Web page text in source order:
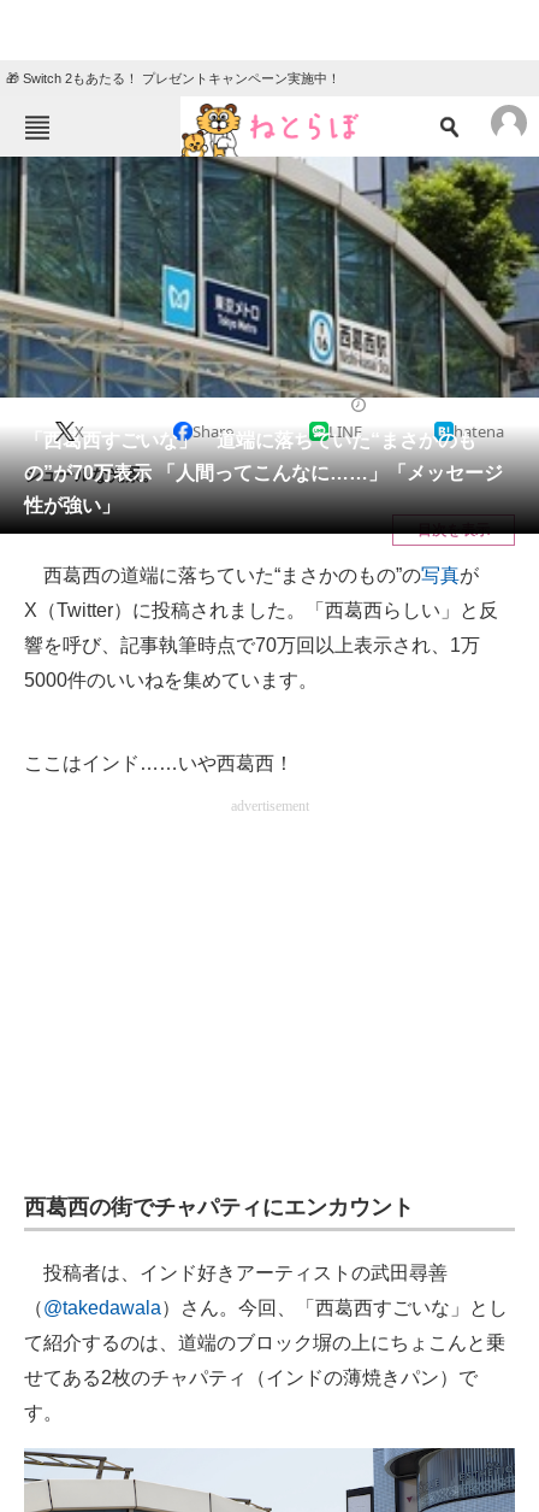
🎁 Switch 2もあたる！ プレゼントキャンペーン実施中！
ねとらぼメニュー
TOP ニュース
エンタメ クイズ
グルメ 地域
住まい 教育・育児
リサーチ
会員記事
メディア
注目記事を集めた総合ページ
スマホと通信の最新トレンド
進化するPCとデバイスの未来
製造業のIT導入・活用を支援
モノづくり技術者専門サイト
エレクトロニクス専門サイト
電子設計の基本と応用
建設×テクノロジーの最前線
「西葛西すごいな」 道端に落ちていた“まさかのも
の”が70万表示 「人間ってこんなに……」「メッセージ
性が強い」
X Share LINE hatena
シュールな光景。
目次を表示
西葛西の道端に落ちていた“まさかのもの”の写真が
X（Twitter）に投稿されました。「西葛西らしい」と反
響を呼び、記事執筆時点で70万回以上表示され、1万
5000件のいいねを集めています。
ここはインド……いや西葛西！
advertisement
西葛西の街でチャパティにエンカウント
投稿者は、インド好きアーティストの武田尋善
（@takedawala）さん。今回、「西葛西すごいな」とし
て紹介するのは、道端のブロック塀の上にちょこんと乗
せてある2枚のチャパティ（インドの薄焼きパン）で
す。